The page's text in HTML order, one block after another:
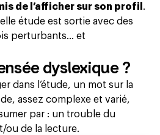
de l’afficher sur son profil .
étude est sortie avec des
perturbants… et
dyslexique ?
dans l’étude, un mot sur la
assez complexe et varié,
par : un trouble du
ou de la lecture.